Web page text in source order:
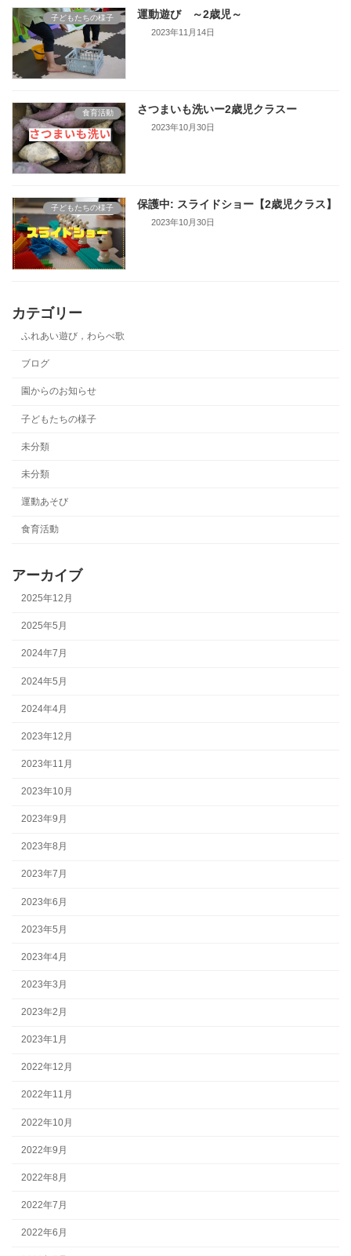
子どもたちの様子 運動遊び ～2歳児～
2023年11月14日
食育活動 さつまいも洗いー2歳児クラスー
2023年10月30日
子どもたちの様子 保護中: スライドショー【2歳児クラス】
2023年10月30日
カテゴリー
ふれあい遊び，わらべ歌
ブログ
園からのお知らせ
子どもたちの様子
未分類
未分類
運動あそび
食育活動
アーカイブ
2025年12月
2025年5月
2024年7月
2024年5月
2024年4月
2023年12月
2023年11月
2023年10月
2023年9月
2023年8月
2023年7月
2023年6月
2023年5月
2023年4月
2023年3月
2023年2月
2023年1月
2022年12月
2022年11月
2022年10月
2022年9月
2022年8月
2022年7月
2022年6月